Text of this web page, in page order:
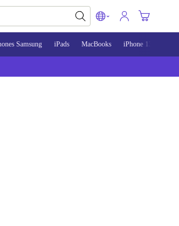
Samsung iPads MacBooks iPhone 13